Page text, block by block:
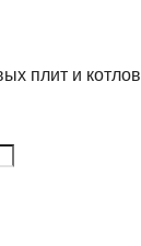
плит и котлов